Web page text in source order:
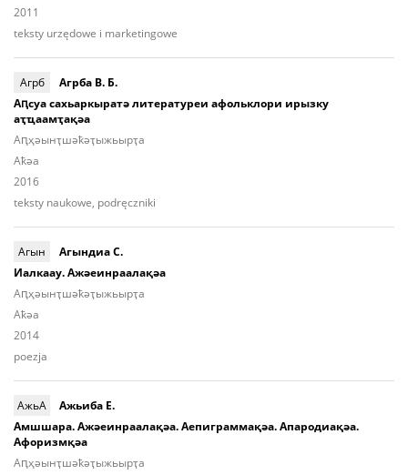
2011
teksty urzędowe i marketingowe
Агрб
Агрба В. Б.
Аԥсуа сахьаркыратә литературеи афольклори ирызку
аҭҵаамҭақәа
Аԥҳәынҭшәҟәҭыжьырҭа
Aҟәа
2016
teksty naukowe, podręczniki
Агын
Агындиа С.
Иалкаау. Ажәеинраалақәа
Аԥҳәынҭшәҟәҭыжьырҭа
Aҟәа
2014
poezja
АжьА
Ажьиба Е.
Амшшара. Ажәеинраалақәа. Аепиграммақәа. Апародиақәа.
Афоризмқәа
Аԥ­ҳәынҭ­шәҟәҭы­жьыp­ҭа